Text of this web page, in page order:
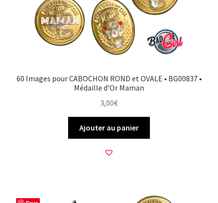
60 Images pour CABOCHON ROND et OVALE • BG00837 •
Médaille d’Or Maman
3,00€
Ajouter au panier